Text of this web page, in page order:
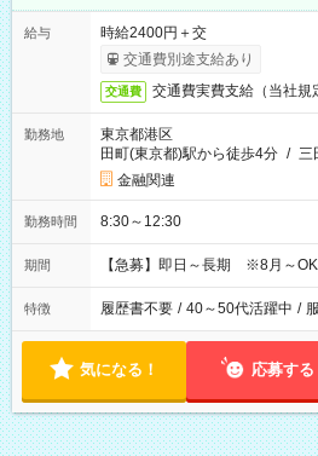
給与
時給2400円＋交
交通費別途支給あり
交通費 交通費実費支給（当社規
勤務地
東京都港区
田町(東京都)駅から徒歩4分 / 三
金融関連
勤務時間 8:30～12:30
期間 【急募】即日～長期 ※8月～OK
特徴 履歴書不要 / 40～50代活躍中 /
気になる！ 応募する